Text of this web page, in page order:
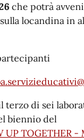
che potrà
locandina in
terzo di sei
biennio del
UP TOGETHER